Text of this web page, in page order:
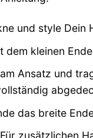
und style Dein
dem kleinen
Ansatz und
das breite